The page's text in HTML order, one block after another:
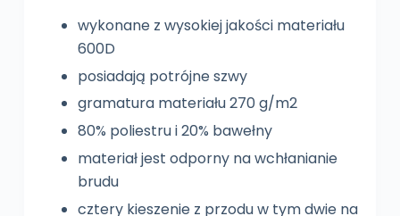
wykonane z wysokiej jakości materiału
600D
posiadają potrójne szwy
gramatura materiału 270 g/m2
80% poliestru i 20% bawełny
materiał jest odporny na wchłanianie
brudu
cztery kieszenie z przodu w tym dwie na